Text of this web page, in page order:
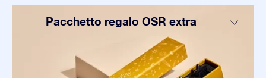
Pacchetto regalo OSR extra